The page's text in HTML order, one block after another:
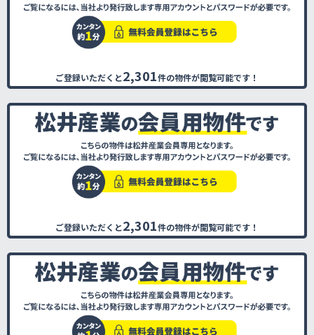
ご登録いただくと2,301件の物件が閲覧可能です！
ご登録いただくと2,301件の物件が閲覧可能です！